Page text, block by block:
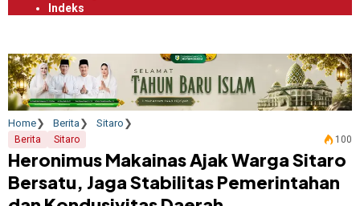
Indeks
Home Berita Sitaro
Berita Sitaro 100
Heronimus Makainas Ajak Warga Sitaro
Bersatu, Jaga Stabilitas Pemerintahan